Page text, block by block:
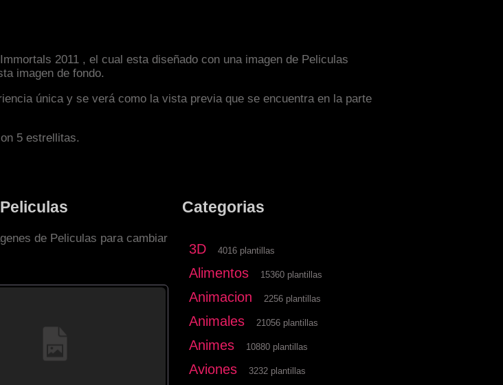
2011 , el cual esta diseñado con una imagen de Peliculas
imagen de fondo.
única y se verá como la vista previa que se encuentra en la parte
5 estrellitas.
de Peliculas para cambiar
Categorias
3D 4016 plantillas
Alimentos 15360 plantillas
Animacion 2256 plantillas
Animales 21056 plantillas
Animes 10880 plantillas
Aviones 3232 plantillas